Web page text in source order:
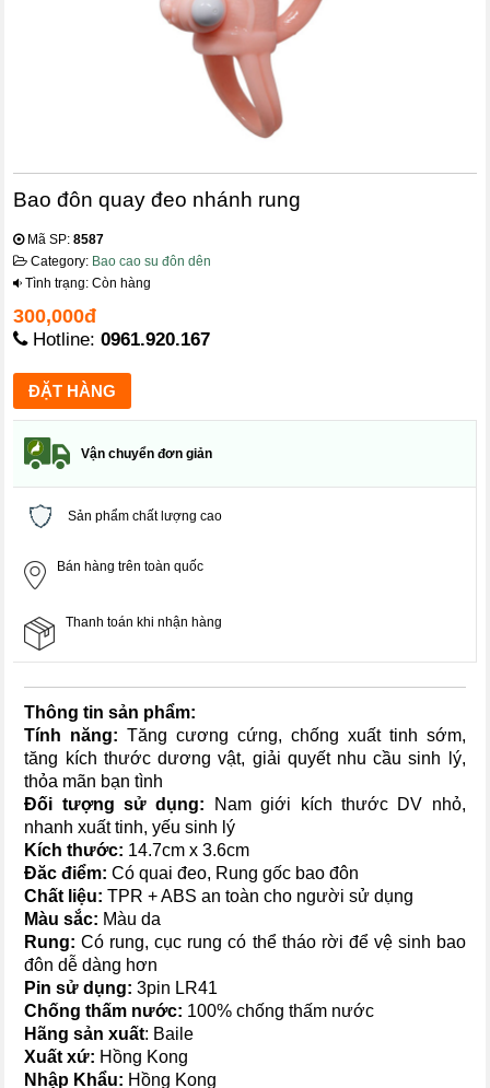
Bao đôn quay đeo nhánh rung
Mã SP:8587
Category: Bao cao su đôn dên
Tình trạng: Còn hàng
300,000đ
Hotline:0961.920.167
Vận chuyển đơn giản
Sản phẩm chất lượng cao
Bán hàng trên toàn quốc
Thanh toán khi nhận hàng
Thông tin sản phẩm:
Tính năng: Tăng cương cứng, chống xuất tinh sớm,
tăng kích thước dương vật, giải quyết nhu cầu sinh lý,
thỏa mãn bạn tình
Đối tượng sử dụng: Nam giới kích thước DV nhỏ,
nhanh xuất tinh, yếu sinh lý
Kích thước: 14.7cm x 3.6cm
Đăc điểm: Có quai đeo, Rung gốc bao đôn
Chất liệu: TPR + ABS an toàn cho người sử dụng
Màu sắc: Màu da
Rung: Có rung, cục rung có thể tháo rời để vệ sinh bao
đôn dễ dàng hơn
Pin sử dụng: 3pin LR41
Chống thấm nước: 100% chống thấm nước
Hãng sản xuất: Baile
Xuất xứ: Hồng Kong
Nhập Khẩu: Hồng Kong